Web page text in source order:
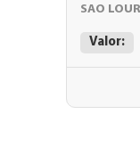
SAO
Valor: